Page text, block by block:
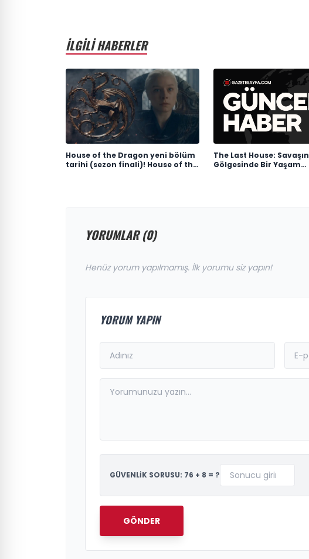
İLGİLİ HABERLER
House of the Dragon yeni bölüm
tarihi (sezon finali)! House of the
The Last House: Savaşın
Gölgesinde Bir Yaşam
YORUMLAR (0)
Henüz yorum yapılmamış. İlk yorumu siz yapın!
YORUM YAPIN
GÜVENLİK SORUSU: 76 + 8 = ?
GÖNDER